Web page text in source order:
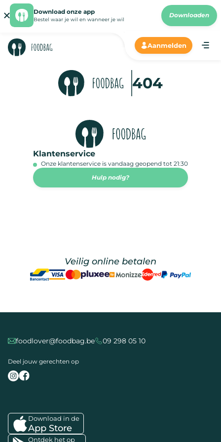
Aanmelden
-%20
Download onze app
Bestel waar je wil en wanneer je wil
Downloaden
404
Klantenservice
Onze klantenservice is vandaag geopend tot 21:30
Hulp nodig?
Veilig online betalen
foodlover@foodbag.be 09 298 05 10
Deel jouw gerechten op
Download in de
App Store
Ontdek het op